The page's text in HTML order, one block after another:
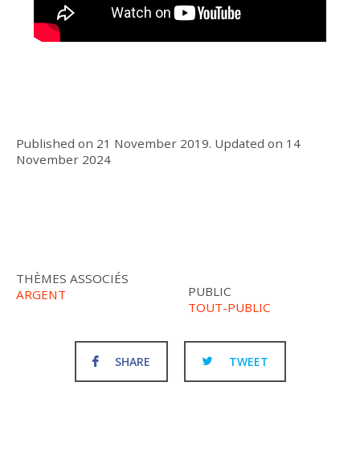
Published on 21 November 2019. Updated on 14
November 2024
THÈMES ASSOCIÉS
ARGENT
PUBLIC
TOUT-PUBLIC
SHARE TWEET